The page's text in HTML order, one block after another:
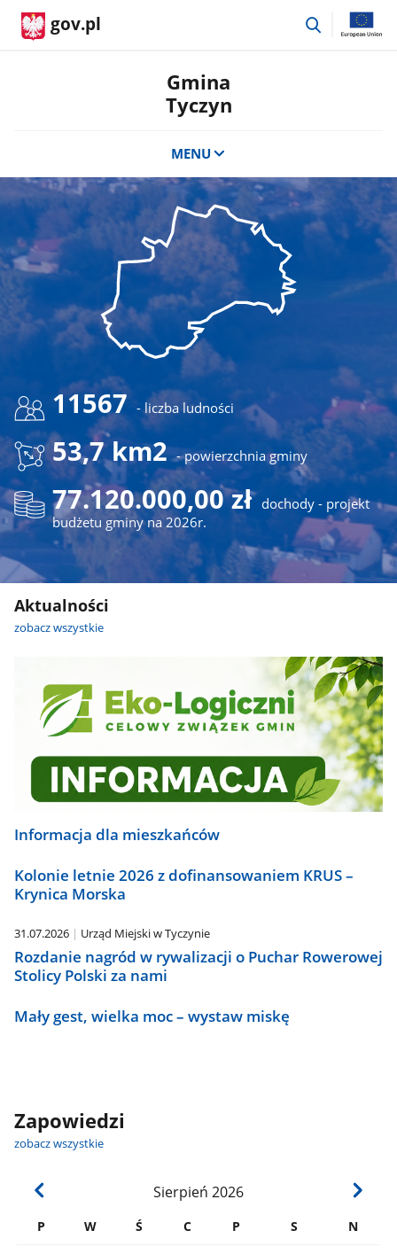
gov.pl
przejdź
Gmina
Tyczyn
MENU
11567 - liczba ludności
53,7 km2 - powierzchnia gminy
77.120.000,00 zł dochody - projekt
budżetu gminy na 2026r.
Aktualności
zobacz wszystkie
Informacja dla mieszkańców
Kolonie letnie 2026 z dofinansowaniem KRUS –
Krynica Morska
31.07.2026 Urząd Miejski w Tyczynie
Rozdanie nagród w rywalizacji o Puchar Rowerowej
Stolicy Polski za nami
Mały gest, wielka moc – wystaw miskę
Zapowiedzi
zobacz wszystkie
Sierpień 2026
P W Ś C P S N